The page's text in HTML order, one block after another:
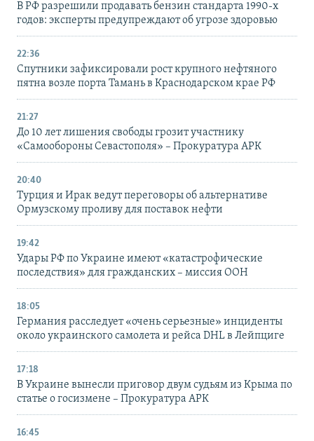
В РФ разрешили продавать бензин стандарта 1990-х
годов: эксперты предупреждают об угрозе здоровью
22:36
Спутники зафиксировали рост крупного нефтяного
пятна возле порта Тамань в Краснодарском крае РФ
21:27
До 10 лет лишения свободы грозит участнику
«Самообороны Севастополя» – Прокуратура АРК
20:40
Турция и Ирак ведут переговоры об альтернативе
Ормузскому проливу для поставок нефти
19:42
Удары РФ по Украине имеют «катастрофические
последствия» для гражданских – миссия ООН
18:05
Германия расследует «очень серьезные» инциденты
около украинского самолета и рейса DHL в Лейпциге
17:18
В Украине вынесли приговор двум судьям из Крыма по
статье о госизмене – Прокуратура АРК
16:45